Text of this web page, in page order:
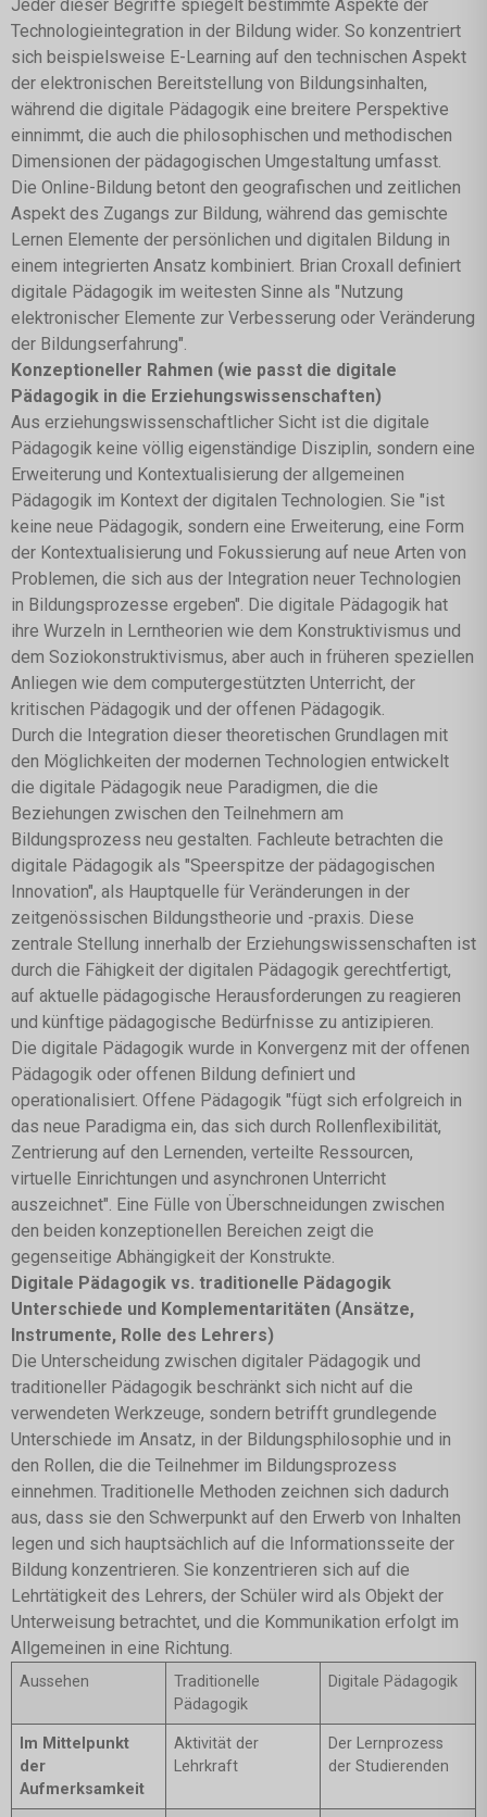
Jeder dieser Begriffe spiegelt bestimmte Aspekte der
Technologieintegration in der Bildung wider. So konzentriert
sich beispielsweise E-Learning auf den technischen Aspekt
der elektronischen Bereitstellung von Bildungsinhalten,
während die digitale Pädagogik eine breitere Perspektive
einnimmt, die auch die philosophischen und methodischen
Dimensionen der pädagogischen Umgestaltung umfasst.
Die Online-Bildung betont den geografischen und zeitlichen
Aspekt des Zugangs zur Bildung, während das gemischte
Lernen Elemente der persönlichen und digitalen Bildung in
einem integrierten Ansatz kombiniert. Brian Croxall definiert
digitale Pädagogik im weitesten Sinne als "Nutzung
elektronischer Elemente zur Verbesserung oder Veränderung
der Bildungserfahrung".
Konzeptioneller Rahmen (wie passt die digitale
Pädagogik in die Erziehungswissenschaften)
Aus erziehungswissenschaftlicher Sicht ist die digitale
Pädagogik keine völlig eigenständige Disziplin, sondern eine
Erweiterung und Kontextualisierung der allgemeinen
Pädagogik im Kontext der digitalen Technologien. Sie "ist
keine neue Pädagogik, sondern eine Erweiterung, eine Form
der Kontextualisierung und Fokussierung auf neue Arten von
Problemen, die sich aus der Integration neuer Technologien
in Bildungsprozesse ergeben". Die digitale Pädagogik hat
ihre Wurzeln in Lerntheorien wie dem Konstruktivismus und
dem Soziokonstruktivismus, aber auch in früheren speziellen
Anliegen wie dem computergestützten Unterricht, der
kritischen Pädagogik und der offenen Pädagogik.
Durch die Integration dieser theoretischen Grundlagen mit
den Möglichkeiten der modernen Technologien entwickelt
die digitale Pädagogik neue Paradigmen, die die
Beziehungen zwischen den Teilnehmern am
Bildungsprozess neu gestalten. Fachleute betrachten die
digitale Pädagogik als "Speerspitze der pädagogischen
Innovation", als Hauptquelle für Veränderungen in der
zeitgenössischen Bildungstheorie und -praxis. Diese
zentrale Stellung innerhalb der Erziehungswissenschaften ist
durch die Fähigkeit der digitalen Pädagogik gerechtfertigt,
auf aktuelle pädagogische Herausforderungen zu reagieren
und künftige pädagogische Bedürfnisse zu antizipieren.
Die digitale Pädagogik wurde in Konvergenz mit der offenen
Pädagogik oder offenen Bildung definiert und
operationalisiert. Offene Pädagogik "fügt sich erfolgreich in
das neue Paradigma ein, das sich durch Rollenflexibilität,
Zentrierung auf den Lernenden, verteilte Ressourcen,
virtuelle Einrichtungen und asynchronen Unterricht
auszeichnet". Eine Fülle von Überschneidungen zwischen
den beiden konzeptionellen Bereichen zeigt die
gegenseitige Abhängigkeit der Konstrukte.
Digitale Pädagogik vs. traditionelle Pädagogik
Unterschiede und Komplementaritäten (Ansätze,
Instrumente, Rolle des Lehrers)
Die Unterscheidung zwischen digitaler Pädagogik und
traditioneller Pädagogik beschränkt sich nicht auf die
verwendeten Werkzeuge, sondern betrifft grundlegende
Unterschiede im Ansatz, in der Bildungsphilosophie und in
den Rollen, die die Teilnehmer im Bildungsprozess
einnehmen. Traditionelle Methoden zeichnen sich dadurch
aus, dass sie den Schwerpunkt auf den Erwerb von Inhalten
legen und sich hauptsächlich auf die Informationsseite der
Bildung konzentrieren. Sie konzentrieren sich auf die
Lehrtätigkeit des Lehrers, der Schüler wird als Objekt der
Unterweisung betrachtet, und die Kommunikation erfolgt im
Allgemeinen in eine Richtung.
Aussehen
Traditionelle
Pädagogik
Digitale Pädagogik
Im Mittelpunkt
der
Aufmerksamkeit
Aktivität der
Lehrkraft
Der Lernprozess
der Studierenden